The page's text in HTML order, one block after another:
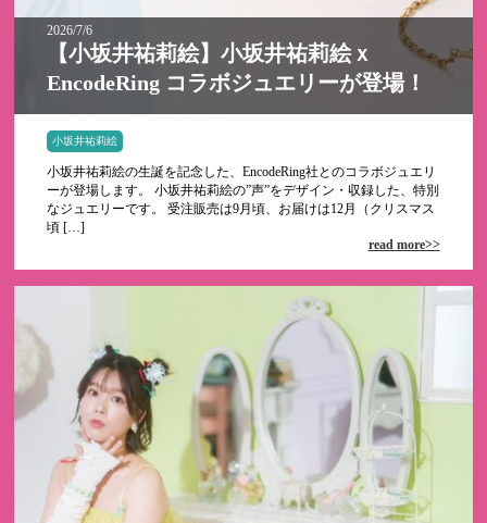
2026/7/6
【小坂井祐莉絵】小坂井祐莉絵ｘ
EncodeRing コラボジュエリーが登場！
小坂井祐莉絵
小坂井祐莉絵の生誕を記念した、EncodeRing社とのコラボジュエリ
ーが登場します。 小坂井祐莉絵の”声”をデザイン・収録した、特別
なジュエリーです。 受注販売は9月頃、お届けは12月（クリスマス
頃 […]
read more>>